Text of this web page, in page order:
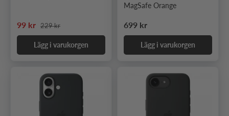
Nedsatt pris
99 kr Ordinarie pris
229 kr
Lägg i varukorgen
MagSafe Orange
Ordinarie pris
699 kr
Lägg i varukorgen